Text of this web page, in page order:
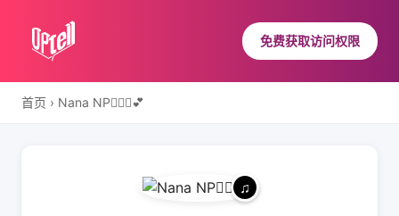
免费获取访问权限
首页 › Nana NP👩🏾‍⚕️💕